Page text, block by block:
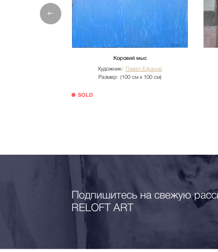
Сборка возможна для Москвы и МО.
Коровий мыс
Художник: Павел Ефанов
Размер: (100 см х 100 см)
SOLD
Подпишитесь на свежую
RELOFT ART